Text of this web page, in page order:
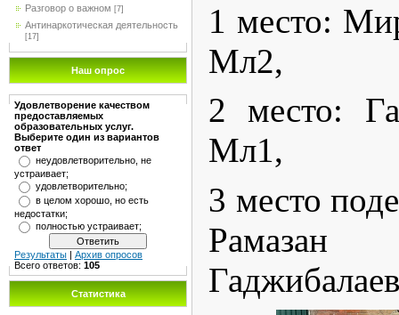
Разговор о важном [7]
Антинаркотическая деятельность
[17]
Наш опрос
Удовлетворение качеством
предоставляемых
образовательных услуг.
Выберите один из вариантов
ответ
неудовлетворительно, не
устраивает;
удовлетворительно;
в целом хорошо, но есть
недостатки;
полностью устраивает;
Результаты
Архив опросов
Всего ответов: 105
Статистика
1 место:
Мл2,
2 место:
Мл1,
3 место